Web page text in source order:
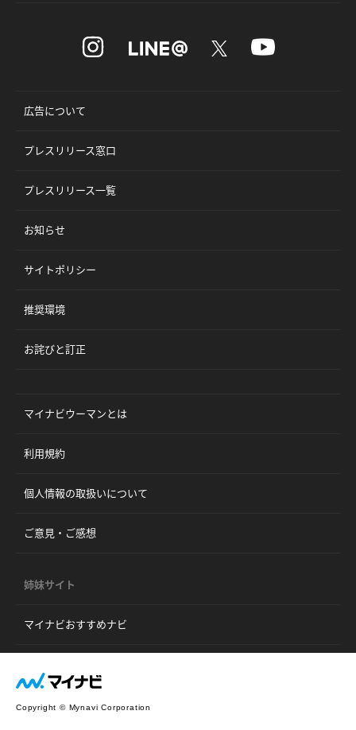
広告について
プレスリリース窓口
プレスリリース一覧
お知らせ
サイトポリシー
推奨環境
お詫びと訂正
マイナビウーマンとは
利用規約
個人情報の取扱いについて
ご意見・ご感想
姉妹サイト
マイナビおすすめナビ
Copyright © Mynavi Corporation